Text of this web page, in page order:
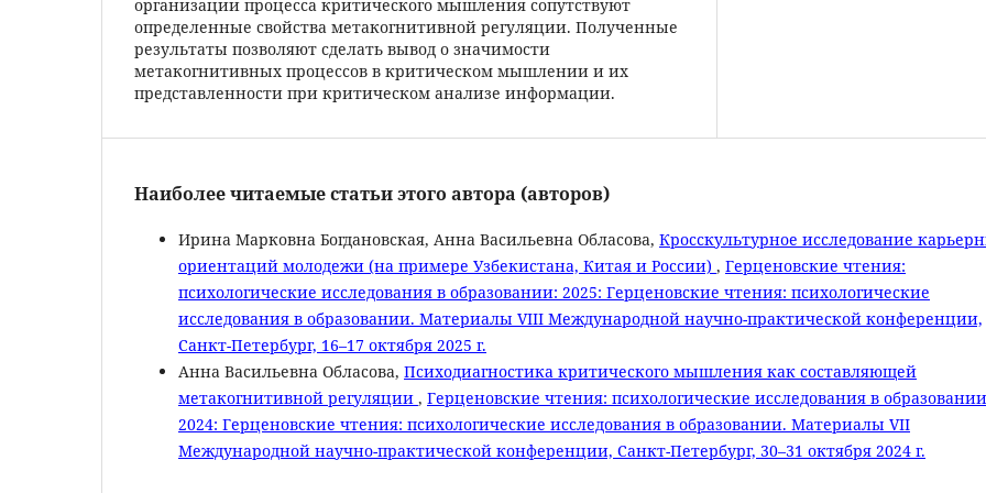
организации процесса критического мышления сопутствуют
определенные свойства метакогнитивной регуляции. Полученные
результаты позволяют сделать вывод о значимости
метакогнитивных процессов в критическом мышлении и их
представленности при критическом анализе информации.
Наиболее читаемые статьи этого автора (авторов)
Ирина Марковна Богдановская, Анна Васильевна Обласова, Кросскультурное исследование
ориентаций молодежи (на примере Узбекистана, Китая и России) , Герценовские чтения:
психологические исследования в образовании: 2025: Герценовские чтения: психологические
исследования в образовании. Материалы VIII Международной научно-практической конференции,
Санкт-Петербург, 16–17 октября 2025 г.
Анна Васильевна Обласова, Психодиагностика критического мышления как составляющей
метакогнитивной регуляции , Герценовские чтения: психологические исследования в
2024: Герценовские чтения: психологические исследования в образовании. Материалы VII
Международной научно-практической конференции, Санкт-Петербург, 30–31 октября 2024 г.